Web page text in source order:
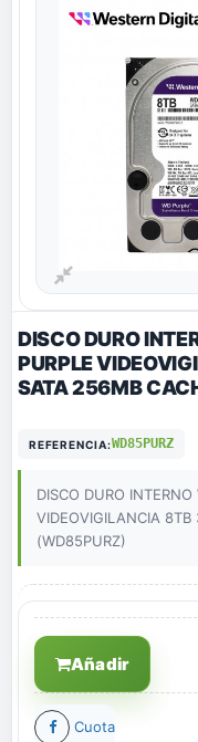
DISCO DURO
PURPLE
SATA 256MB
REFERENCIA:WD85PURZ
DISCO DURO INTERNO
VIDEOVIGILANCIA
(WD85PURZ)
Añadir
Cuota